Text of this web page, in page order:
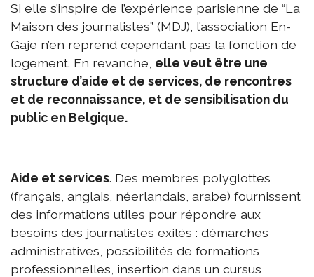
Si elle s’inspire de l’expérience parisienne de “La
Maison des journalistes” (MDJ), l’association En-
Gaje n’en reprend cependant pas la fonction de
logement. En revanche, elle veut être une
structure d’aide et de services, de rencontres
et de reconnaissance, et de sensibilisation du
public en Belgique.
Aide et services. Des membres polyglottes
(français, anglais, néerlandais, arabe) fournissent
des informations utiles pour répondre aux
besoins des journalistes exilés : démarches
administratives, possibilités de formations
professionnelles, insertion dans un cursus